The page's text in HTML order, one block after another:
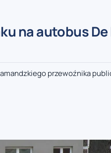
na autobus De
przewoźnika